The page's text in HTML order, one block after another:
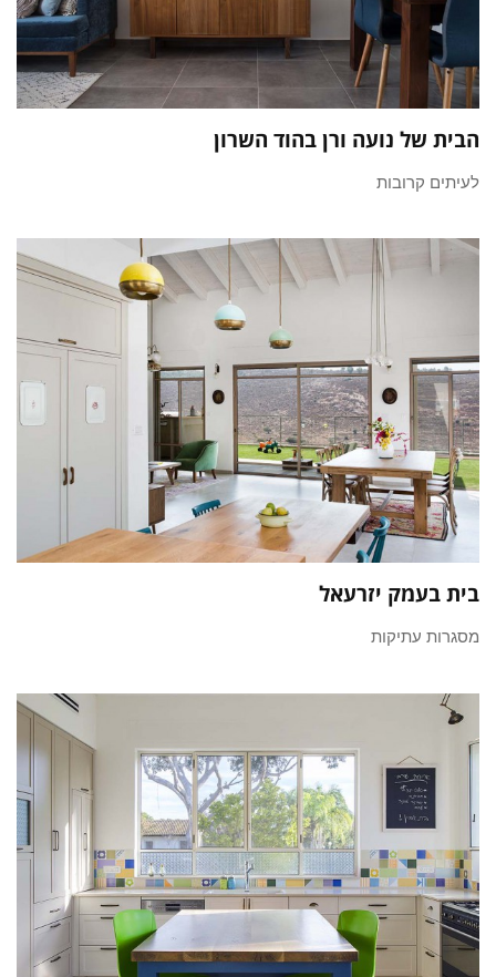
הבית של נועה ורן בהוד השרון
לעיתים קרובות
בית בעמק יזרעאל
מסגרות עתיקות